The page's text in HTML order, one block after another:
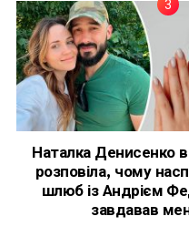
Наталка Денисенко
розповіла, чому
шлюб із Андрієм
завдавав